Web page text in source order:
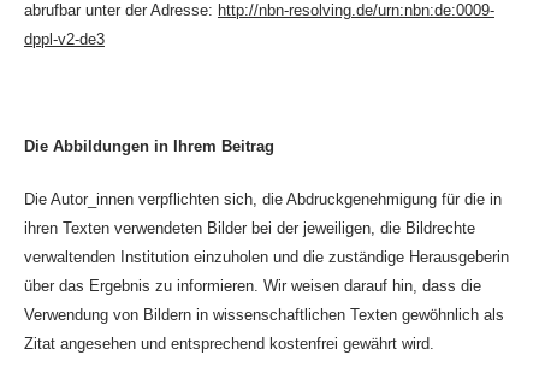
abrufbar unter der Adresse: http://nbn-resolving.de/urn:nbn:de:0009-
dppl-v2-de3
Die Abbildungen in Ihrem Beitrag
Die Autor_innen verpflichten sich, die Abdruckgenehmigung für die in
ihren Texten verwendeten Bilder bei der jeweiligen, die Bildrechte
verwaltenden Institution einzuholen und die zuständige Herausgeberin
über das Ergebnis zu informieren. Wir weisen darauf hin, dass die
Verwendung von Bildern in wissenschaftlichen Texten gewöhnlich als
Zitat angesehen und entsprechend kostenfrei gewährt wird.